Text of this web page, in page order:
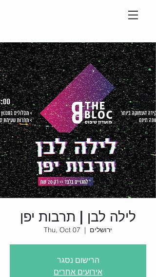
לילה לבן | תרבות יפן
Thu, Oct 07
  |
ירושלים
הרישום נסגר
אירועים אחרים